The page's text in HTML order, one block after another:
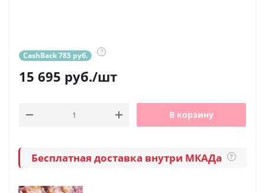
CashBack 785 руб. ?
15 695 руб./шт
В корзину
Бесплатная доставка внутри МКАДа ?